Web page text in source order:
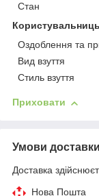
Стан
Оздоблення та
Вид взуття
Стиль взуття
Приховати
Умови доставки
Доставка
Нова Пошта